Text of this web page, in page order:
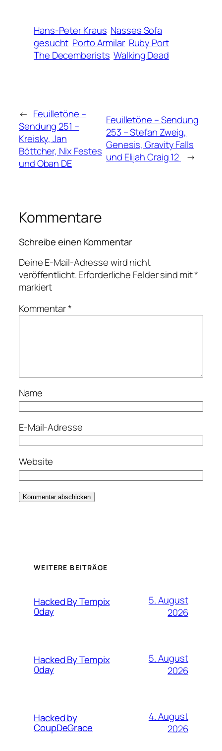
Hans-Peter Kraus Nasses Sofa
gesucht Porto Armilar Ruby Port
The Decemberists Walking Dead
← Feuilletöne –
Sendung 251 –
Kreisky, Jan
Böttcher, Nix Festes
und Oban DE
Feuilletöne – Sendung
253 – Stefan Zweig,
Genesis, Gravity Falls
und Elijah Craig 12
→
Kommentare
Schreibe einen Kommentar
Deine E-Mail-Adresse wird nicht
veröffentlicht.Erforderliche Felder sind mit*
markiert
Kommentar*
Name
E-Mail-Adresse
Website
WEITERE BEITRÄGE
Hacked By Tempix
0day
5. August
2026
Hacked By Tempix
0day
5. August
2026
Hacked by
CoupDeGrace
4. August
2026